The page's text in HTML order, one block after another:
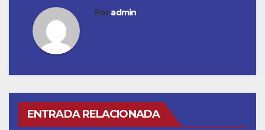
Poradmin
ENTRADA RELACIONADA